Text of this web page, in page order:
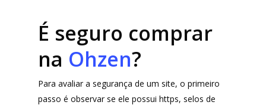
É seguro comprar
na Ohzen?
Para avaliar a segurança de um site, o primeiro
passo é observar se ele possui https, selos de